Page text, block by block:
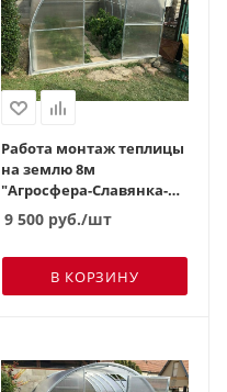
Работа монтаж теплицы
на землю 8м
"Агросфера-Славянка-
Двойная дуга" (
9 500 руб./шт
В КОРЗИНУ